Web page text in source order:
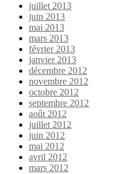
juillet 2013
juin 2013
mai 2013
mars 2013
février 2013
janvier 2013
décembre 2012
novembre 2012
octobre 2012
septembre 2012
août 2012
juillet 2012
juin 2012
mai 2012
avril 2012
mars 2012